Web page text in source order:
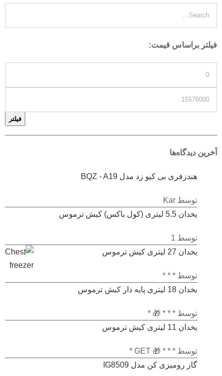
فیلتر براساس قیمت:
فیلتر
آخرین دیدگاه‌ها
هندزفری بی کیو زد مدل BQZ - A19
امتیاز 5از 5
توسط Kar
یخدان 5.5 لیتری (کول باکس) کیش ترموس
امتیاز
1
از
توسط 1
یخدان 27 لیتری کیش ترموس
امتیاز
1
از
توسط * * *
یخدان 18 لیتری پایه دار کیش ترموس
امتیاز
1
از
توسط * * * 🎁 *
یخدان 11 لیتری کیش ترموس
امتیاز
1
از
توسط * * * 🎁 GET *
گاز رومیزی کن مدل IG8509